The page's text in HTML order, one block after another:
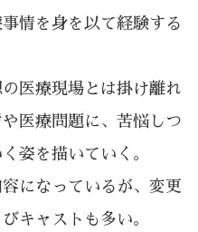
情を身を以て経験する
医療現場とは掛け離れ
医療問題に、苦悩しつ
姿を描いていく。
になっているが、変更
キャストも多い。